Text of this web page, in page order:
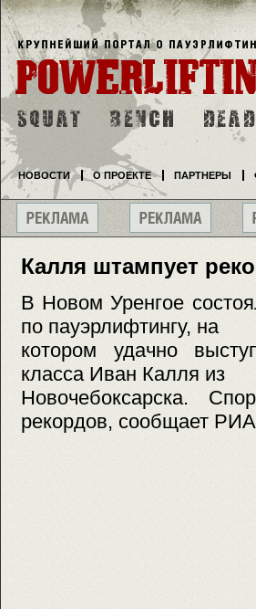
Калля штампует
В Новом Уренгое
по пауэрлифтингу, на
котором удачно
класса Иван Калля из
Новочебоксарска.
рекордов, сообщает
НОВОСТИ О ПРОЕКТЕ ПАРТНЕРЫ